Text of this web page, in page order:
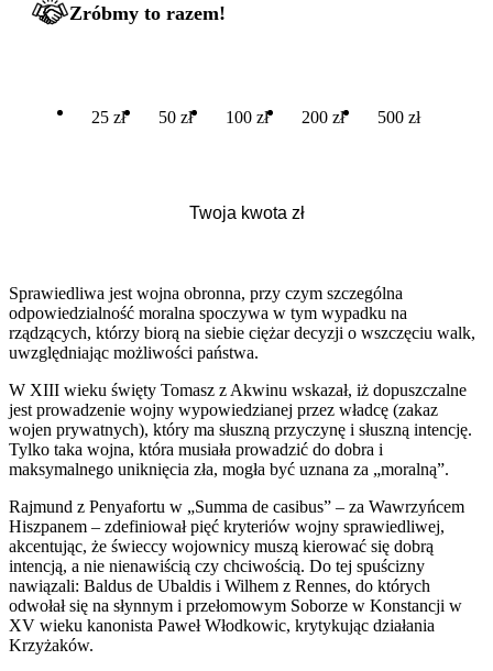
Zróbmy to razem!
25 zł 50 zł 100 zł 200 zł 500 zł
Sprawiedliwa jest wojna obronna, przy czym szczególna
odpowiedzialność moralna spoczywa w tym wypadku na
rządzących, którzy biorą na siebie ciężar decyzji o wszczęciu walk,
uwzględniając możliwości państwa.
W XIII wieku święty Tomasz z Akwinu wskazał, iż dopuszczalne
jest prowadzenie wojny wypowiedzianej przez władcę (zakaz
wojen prywatnych), który ma słuszną przyczynę i słuszną intencję.
Tylko taka wojna, która musiała prowadzić do dobra i
maksymalnego uniknięcia zła, mogła być uznana za „moralną”.
Rajmund z Penyafortu w „Summa de casibus” – za Wawrzyńcem
Hiszpanem – zdefiniował pięć kryteriów wojny sprawiedliwej,
akcentując, że świeccy wojownicy muszą kierować się dobrą
intencją, a nie nienawiścią czy chciwością. Do tej spuścizny
nawiązali: Baldus de Ubaldis i Wilhem z Rennes, do których
odwołał się na słynnym i przełomowym Soborze w Konstancji w
XV wieku kanonista Paweł Włodkowic, krytykując działania
Krzyżaków.